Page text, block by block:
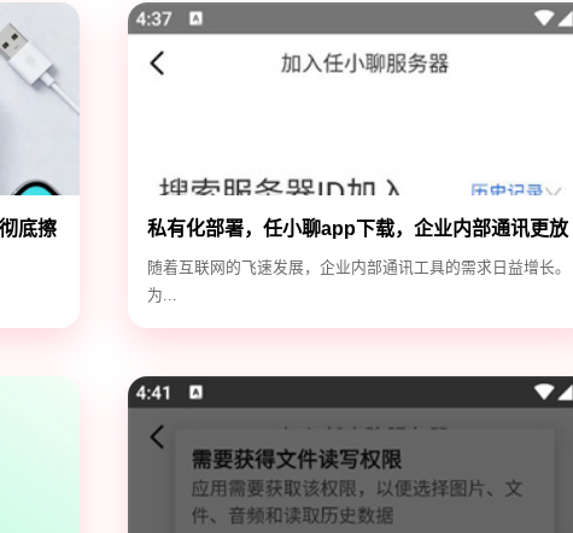
底擦
私有化部署，任小聊app下载，企业内部通讯更放
心
随着互联网的飞速发展，企业内部通讯工具的需求日益增长。
为...